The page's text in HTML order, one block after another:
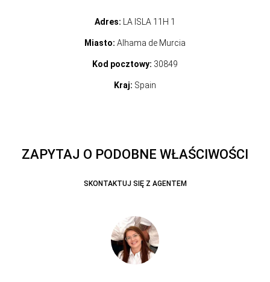
Adres: LA ISLA 11H 1
Miasto: Alhama de Murcia
Kod pocztowy: 30849
Kraj: Spain
ZAPYTAJ O PODOBNE WŁAŚCIWOŚCI
SKONTAKTUJ SIĘ Z AGENTEM